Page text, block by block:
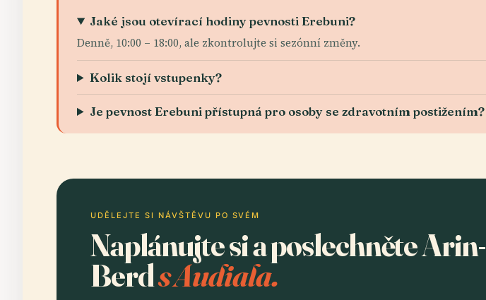
Jaké jsou otevírací hodiny pevnosti Erebuni?
Denně, 10:00 – 18:00, ale zkontrolujte si sezónní změny.
Kolik stojí vstupenky?
Je pevnost Erebuni přístupná pro osoby se zdravotním postižením?
UDĚLEJTE SI NÁVŠTĚVU PO SVÉM
Naplánujte si a poslechněte Arin-
Berds Audiala.